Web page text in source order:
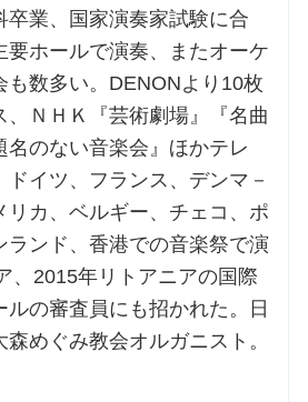
卒業、国家演奏家試験に合
要ホールで演奏、またオーケ
も数多い。DENONより10枚
、ＮＨＫ『芸術劇場』『名曲
名のない音楽会』ほかテレ
ドイツ、フランス、デンマ－
リカ、ベルギー、チェコ、ポ
ランド、香港での音楽祭で演
、2015年リトアニアの国際
ルの審査員にも招かれた。日
めぐみ教会オルガニスト。